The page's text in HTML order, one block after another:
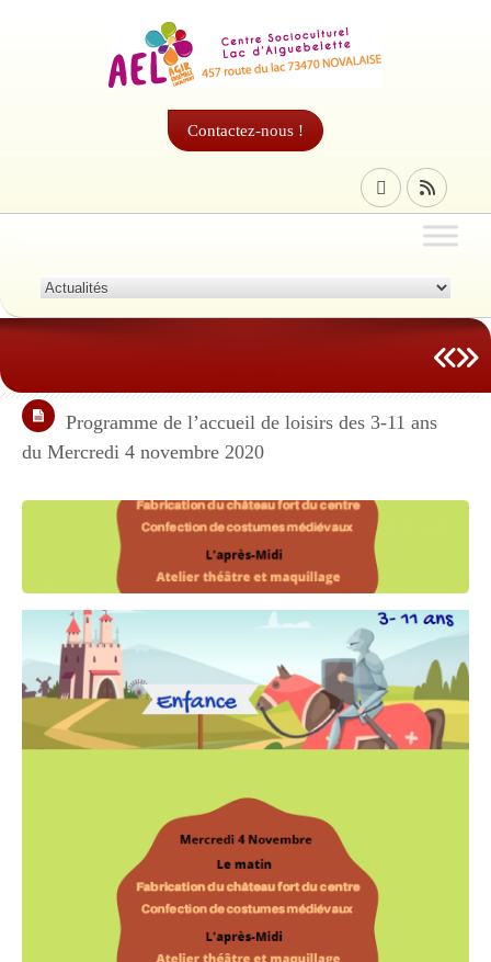
Contactez-nous !
Programme de l’accueil de loisirs des 3-11 ans
du Mercredi 4 novembre 2020